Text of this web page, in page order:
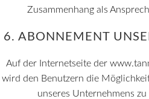
Zusammenhang als
6. ABONNEMENT
Auf der Internetseite der
wird den Benutzern die
unseres Unternehmens